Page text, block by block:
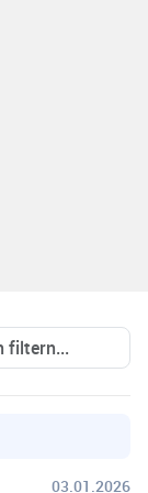
03.01.2026